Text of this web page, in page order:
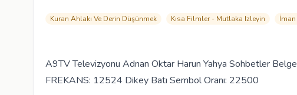
Kuran Ahlakı Ve Derin Düşünmek Kısa Filmler - Mutlaka Izleyin İman
A9TV Televizyonu Adnan Oktar Harun Yahya Sohbetler
FREKANS: 12524 Dikey Batı Sembol Oranı: 22500